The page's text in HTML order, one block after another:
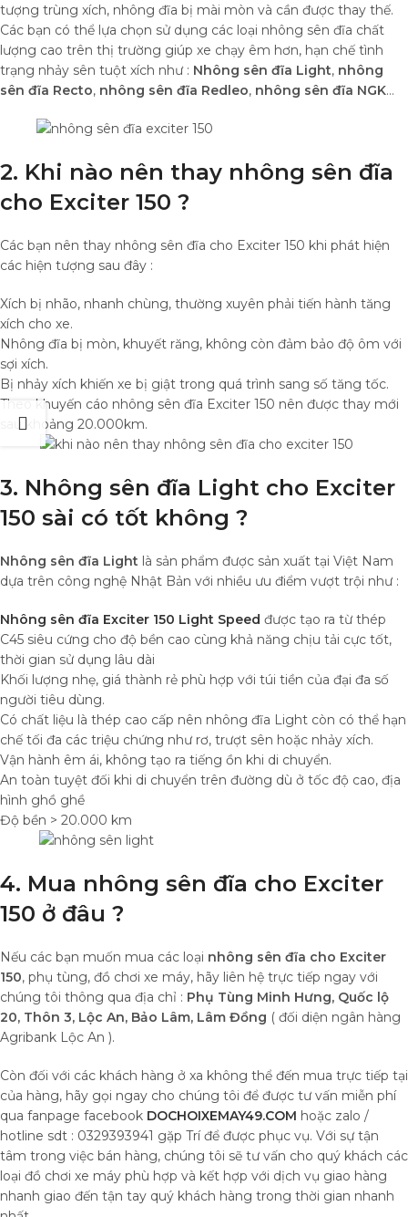
tượng trùng xích, nhông đĩa bị mài mòn và cần được thay thế.
Các bạn có thể lựa chọn sử dụng các loại nhông sên đĩa chất
lượng cao trên thị trường giúp xe chạy êm hơn, hạn chế tình
trạng nhảy sên tuột xích như : Nhông sên đĩa Light, nhông
sên đĩa Recto, nhông sên đĩa Redleo, nhông sên đĩa NGK…
2. Khi nào nên thay nhông sên đĩa
cho Exciter 150 ?
Các bạn nên thay nhông sên đĩa cho Exciter 150 khi phát hiện
các hiện tượng sau đây :
Xích bị nhão, nhanh chùng, thường xuyên phải tiến hành tăng
xích cho xe.
Nhông đĩa bị mòn, khuyết răng, không còn đảm bảo độ ôm với
sợi xích.
Bị nhảy xích khiến xe bị giật trong quá trình sang số tăng tốc.
Theo khuyến cáo nhông sên đĩa Exciter 150 nên được thay mới
sau khoảng 20.000km.
3. Nhông sên đĩa Light cho Exciter
150 sài có tốt không ?
Nhông sên đĩa Light là sản phẩm được sản xuất tại Việt Nam
dựa trên công nghệ Nhật Bản với nhiều ưu điểm vượt trội như :
Nhông sên đĩa Exciter 150 Light Speed được tạo ra từ thép
C45 siêu cứng cho độ bền cao cùng khả năng chịu tải cực tốt,
thời gian sử dụng lâu dài
Khối lượng nhẹ, giá thành rẻ phù hợp với túi tiền của đại đa số
người tiêu dùng.
Có chất liệu là thép cao cấp nên nhông đĩa Light còn có thể hạn
chế tối đa các triệu chứng như rơ, trượt sên hoặc nhảy xích.
Vận hành êm ái, không tạo ra tiếng ồn khi di chuyển.
An toàn tuyệt đối khi di chuyển trên đường dù ở tốc độ cao, địa
hình ghồ ghề
Độ bền > 20.000 km
4. Mua nhông sên đĩa cho Exciter
150 ở đâu ?
Nếu các bạn muốn mua các loại nhông sên đĩa cho Exciter
150, phụ tùng, đồ chơi xe máy, hãy liên hệ trực tiếp ngay với
chúng tôi thông qua địa chỉ : Phụ Tùng Minh Hưng, Quốc lộ
20, Thôn 3, Lộc An, Bảo Lâm, Lâm Đồng ( đối diện ngân hàng
Agribank Lộc An ).
Còn đối với các khách hàng ở xa không thể đến mua trực tiếp tại
của hàng, hãy gọi ngay cho chúng tôi để được tư vấn miễn phí
qua fanpage facebook DOCHOIXEMAY49.COM hoặc zalo /
hotline sdt : 0329393941 gặp Trí để được phục vụ. Với sự tận
tâm trong việc bán hàng, chúng tôi sẽ tư vấn cho quý khách các
loại đồ chơi xe máy phù hợp và kết hợp với dịch vụ giao hàng
nhanh giao đến tận tay quý khách hàng trong thời gian nhanh